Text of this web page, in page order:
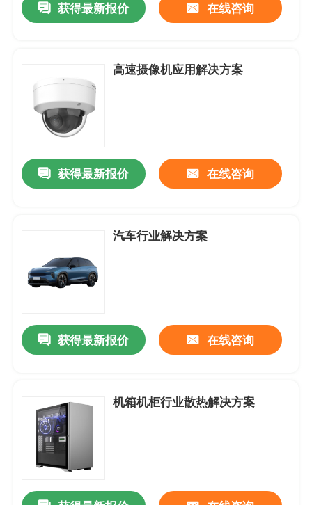
首页
联系我们
应用案例
DC-直流轴流风扇
DC-直流鼓风机
无框架-支架风扇
DC-直流横流风扇
获得最新报价 在线咨询
高速摄像机应用解决方案
获得最新报价 在线咨询
汽车行业解决方案
获得最新报价 在线咨询
机箱机柜行业散热解决方案